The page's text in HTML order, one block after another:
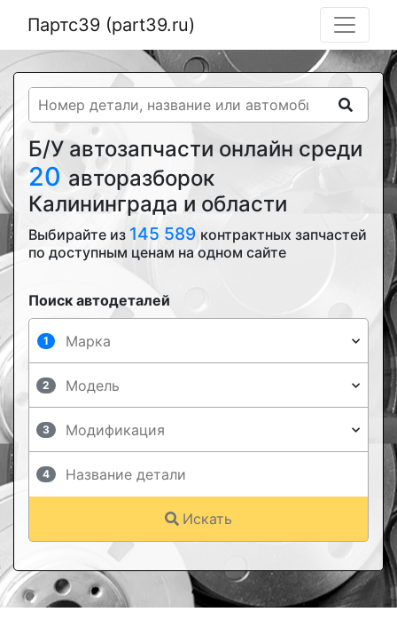
Партс39 (part39.ru)
Б/У автозапчасти онлайн среди
20 авторазборок
Калининграда и области
Выбирайте из 145 589 контрактных запчастей
по доступным ценам на одном сайте
Поиск автодеталей
1
2
3
4
Искать